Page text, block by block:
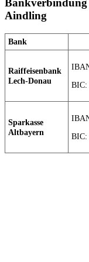
Bankverbindung
Aindling
Bank
Raiffeisenbank
Lech-Donau
BIC:
Sparkasse
Altbayern